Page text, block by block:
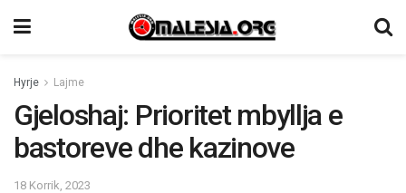
Hyrje Lajme
Gjeloshaj: Prioritet mbyllja e
bastoreve dhe kazinove
18 Korrik, 2023